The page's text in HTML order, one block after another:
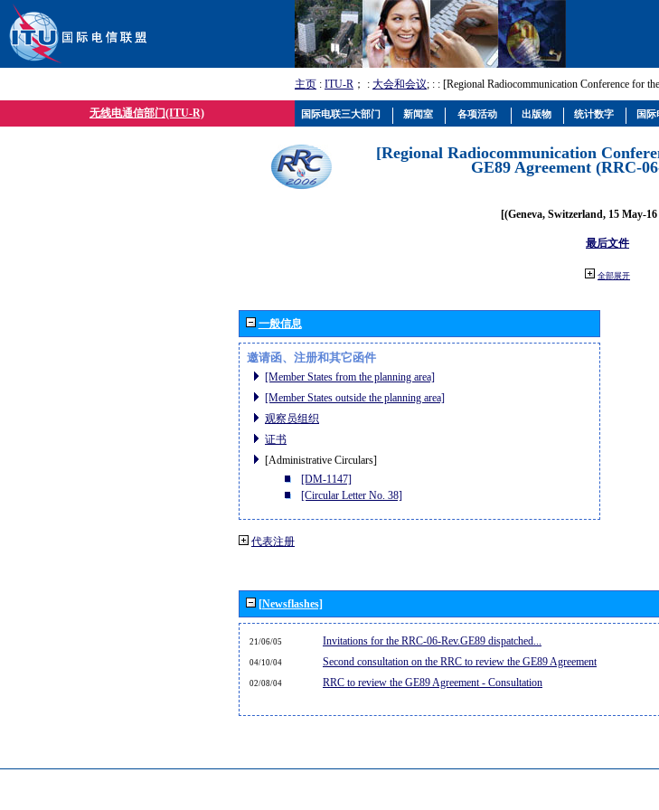
主页 : ITU-R ； : 大会和会议; : : [Regional Radiocommunication Conference for
无线电通信部门(ITU-R)
[Regional Radiocommunication
GE89 Agreement (RRC-
[(Geneva, Switzerland, 15 May-
最后文件
全部展开
一般信息
邀请函、注册和其它函件
[Member States from the planning area]
[Member States outside the planning area]
观察员组织
证书
[Administrative Circulars]
[DM-1147]
[Circular Letter No. 38]
代表注册
[Newsflashes]
21/06/05 Invitations for the RRC-06-Rev.GE89 dispatched...
04/10/04 Second consultation on the RRC to review the GE89 Agreement
02/08/04 RRC to review the GE89 Agreement - Consultation
国际电联三大部门 新闻室 各项活动 出版物 统计数字 国